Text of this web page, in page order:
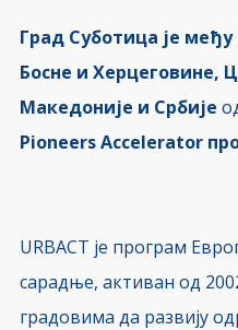
Град Суботица је међу
Босне и Херцеговине,
Македоније и Србије
Pioneers Accelerator
URBACT је програм
сарадње, активан од
градовима да развију